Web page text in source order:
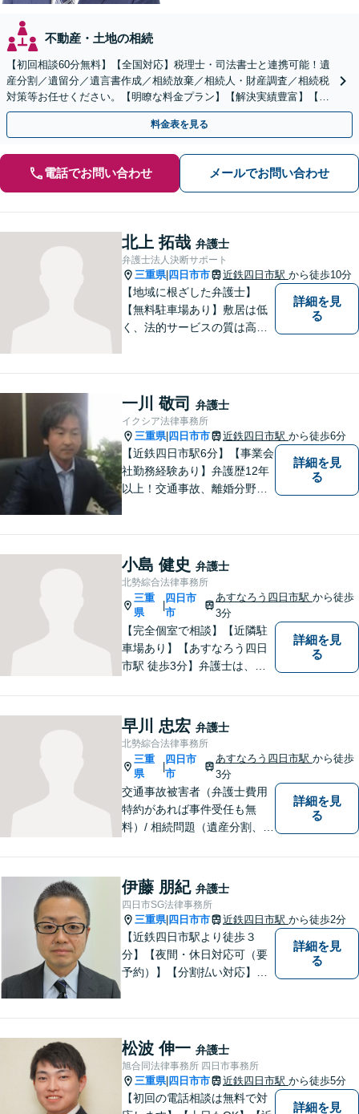
不動産・土地の相続
【初回相談60分無料】【全国対応】税理士・司法書士と連携可能！遺
産分割／遺留分／遺言書作成／相続放棄／相続人・財産調査／相続税
対策等お任せください。【明瞭な料金プラン】【解決実績豊富】【電
話相談可】
料金表を見る
電話でお問い合わせ メールでお問い合わせ
北上 拓哉 弁護士
弁護士法人決断サポート
三重県| 四日市市 近鉄四日市駅 から徒歩10分
【地域に根ざした弁護士】
【無料駐車場あり】敷居は低
く、法的サービスの質は高く
題／離婚問題／相続問題／企
業法務など、幅広く対応可
能。【明確な料金体系】どう
ぞご連絡ください。
詳細を見
る
一川 敬司 弁護士
イクシア法律事務所
三重県| 四日市市 近鉄四日市駅 から徒歩6分
【近鉄四日市駅6分】【事業会
社勤務経験あり】弁護歴12年
以上！交通事故、離婚分野に
す。明瞭会計を心がけていま
す。まずはお気軽にご相談
を！
詳細を見
る
小島 健史 弁護士
北勢綜合法律事務所
三重
県
四日市
市
あすなろう四日市駅 から徒歩
3分
【完全個室で相談】【近隣駐
車場あり】【あすなろう四日
市駅 徒歩3分】弁護士は、依
わからないことがあれば、何
でも聞いてください。 問題解
決に向かって一緒に頑張りま
しょう。
詳細を見
る
早川 忠宏 弁護士
北勢綜合法律事務所
三重
県
四日市
市
あすなろう四日市駅 から徒歩
3分
交通事故被害者（弁護士費用
特約があれば事件受任も無
料）/ 相続問題（遺産分割、遺
さい。
詳細を見
る
伊藤 朋紀 弁護士
四日市SG法律事務所
三重県| 四日市市 近鉄四日市駅 から徒歩2分
【近鉄四日市駅より徒歩３
分】【夜間・休日対応可（要
予約）】【分割払い対応】
して、一緒に解決方法を考え
る手助けをさせていただけれ
ばと思いますので、お気軽に
ご相談ください。
詳細を見
る
松波 伸一 弁護士
旭合同法律事務所 四日市事務所
三重県| 四日市市 近鉄四日市駅 から徒歩5分
【初回の電話相談は無料で対
詳細を見